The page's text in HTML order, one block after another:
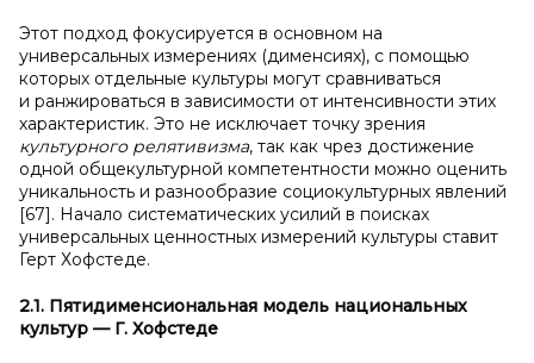
Этот подход фокусируется в основном на
универсальных измерениях (дименсиях), с помощью
которых отдельные культуры могут сравниваться
и ранжироваться в зависимости от интенсивности этих
характеристик. Это не исключает точку зрения
культурного релятивизма, так как чрез достижение
одной общекультурной компетентности можно оценить
уникальность и разнообразие социокультурных явлений
[67]. Начало систематических усилий в поисках
универсальных ценностных измерений культуры ставит
Герт Хофстеде.
2.1. Пятидименсиональная модель национальных
культур — Г. Хофстеде